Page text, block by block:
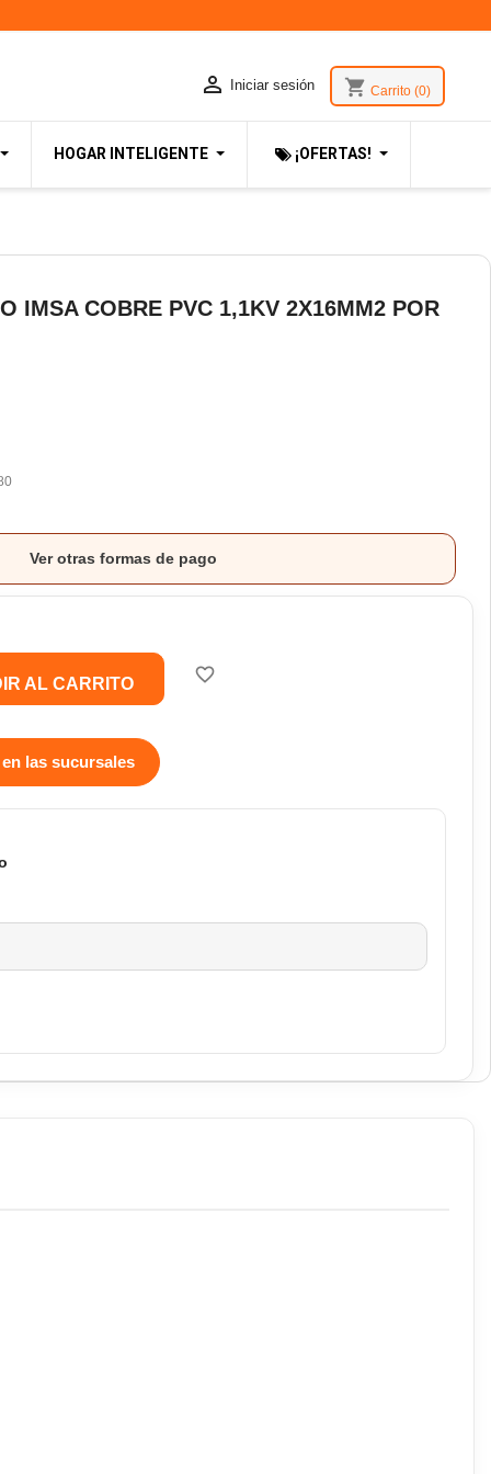
 Iniciar sesión shopping_cart Carrito (0)
HOGAR INTELIGENTE ¡OFERTAS!
IMSA COBRE PVC 1,1KV 2X16MM2 POR
Ver otras formas de pago
AL CARRITO favorite_border
las sucursales